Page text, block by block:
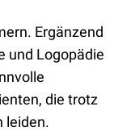
Ergänzend
und Logopädie
die trotz
leiden.